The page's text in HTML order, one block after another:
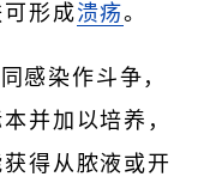
形成溃疡。
感染作斗争，
并加以培养，
得从脓液或开